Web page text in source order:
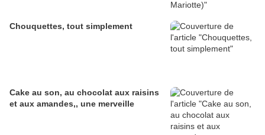
Chouquettes, tout simplement
Cake au son, au chocolat aux raisins
et aux amandes,, une merveille